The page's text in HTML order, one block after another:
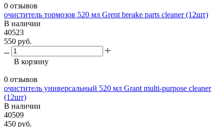
0 отзывов
очиститель тормозов 520 мл Grent breake parts cleaner (12шт)
В наличии
40523
550 руб.
В корзину
0 отзывов
очиститель универсальный 520 мл Grant multi-purpose cleaner
(12шт)
В наличии
40509
450 руб.